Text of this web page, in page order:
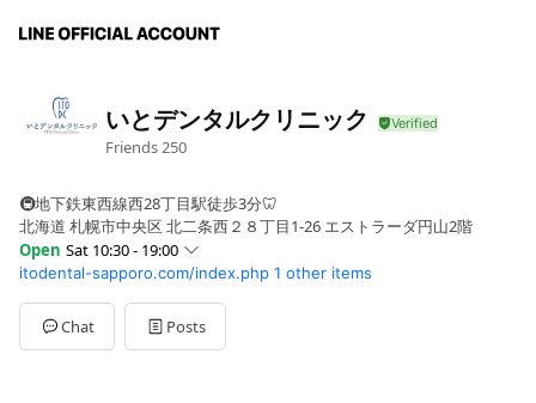
いとデンタルクリニック
Friends 250
🚇地下鉄東西線西28丁目駅徒歩3分🦷
北海道 札幌市中央区 北二条西２８丁目1-26 エストラーダ円山2階
Open Sat 10:30 - 19:00
SunClosed
Mon10:30 - 20:00
Tue10:30 - 20:00
WedClosed
itodental-sapporo.com/index.php 1 other items
Chat Posts